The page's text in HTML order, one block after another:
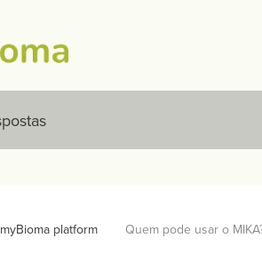
myBioma platform Quem pode usar o